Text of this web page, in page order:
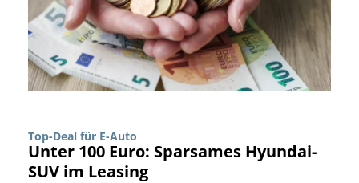
Top-Deal für E-Auto
Unter 100 Euro: Sparsames Hyundai-
SUV im Leasing